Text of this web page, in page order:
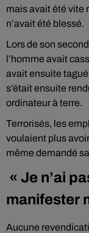
mais avait été vite
n’avait été blessé.
Lors de son
l’homme avait
avait ensuite
s’était ensuite
ordinateur à terre.
Terrorisés, les
voulaient plus
même demandé
« Je n’ai
manifester
Aucune